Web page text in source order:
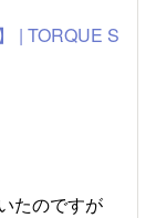
| TORQUE S
たのですが